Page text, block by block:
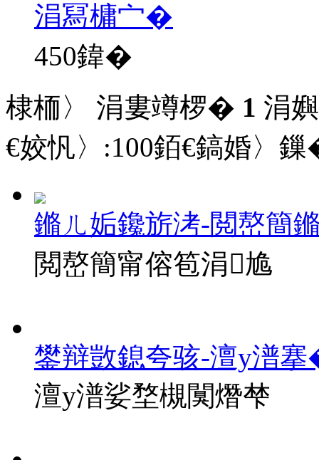
涓冩槦宀�
450鍏�
棣栭〉 涓婁竴椤� 1 涓
€姣忛〉:100銆€鎬婚〉
鏅ㄦ姤鑱旂洘-閲嶅簡
閲嶅簡甯傛笣涓尯
鐢辩敳鎴夸骇-澶у潽
澶у潽娑堥槻闃熸梺